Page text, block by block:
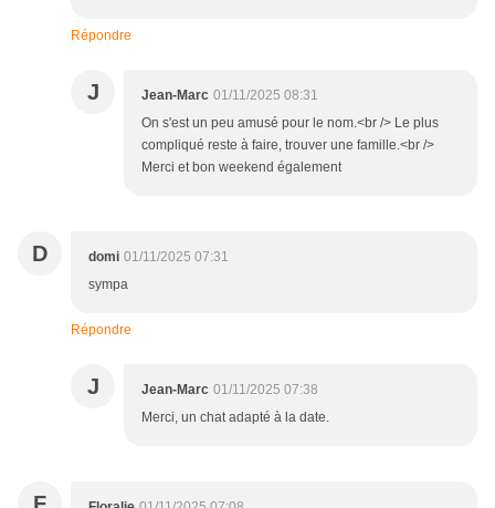
Répondre
J Jean-Marc 01/11/2025 08:31
On s'est un peu amusé pour le nom.<br /> Le plus
compliqué reste à faire, trouver une famille.<br />
Merci et bon weekend également
D domi 01/11/2025 07:31
sympa
Répondre
J Jean-Marc 01/11/2025 07:38
Merci, un chat adapté à la date.